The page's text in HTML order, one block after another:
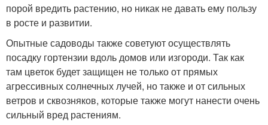
порой вредить растению, но никак не давать ему пользу
в росте и развитии.
Опытные садоводы также советуют осуществлять
посадку гортензии вдоль домов или изгороди. Так как
там цветок будет защищен не только от прямых
агрессивных солнечных лучей, но также и от сильных
ветров и сквозняков, которые также могут нанести очень
сильный вред растениям.